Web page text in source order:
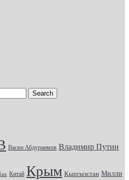
Васви Абдураимов Владимир Путин
Китай Крым Кыргызстан Милли